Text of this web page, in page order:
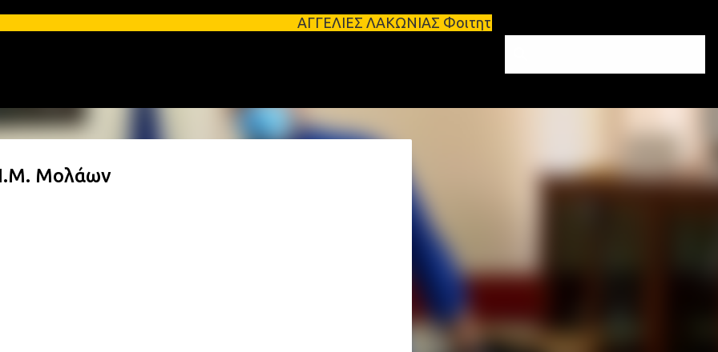
ΑΓΓΕΛΙΕΣ ΛΑΚΩΝΙΑΣ Φοιτητικά σπίτια προς ενοικίαση στη Σπάρτη
Μολάων